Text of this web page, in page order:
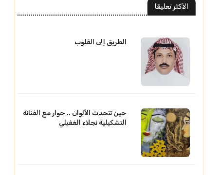
الأكثر تعليقا
الطريق إلى القلوب
حين تتحدث الألوان .. حوار مع الفنانة
التشكيلية نجلاء الغفيلي